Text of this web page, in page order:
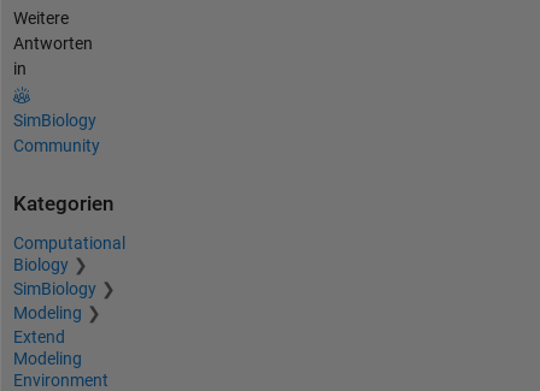
Weitere
Antworten
in
SimBiology
Community
Kategorien
Computational
Biology
SimBiology
Modeling
Extend
Modeling
Environment